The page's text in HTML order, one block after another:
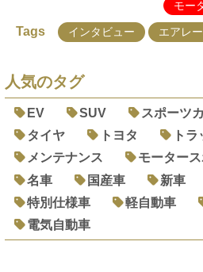
モー
Tags インタビュー エアレ
人気のタグ
EV SUV スポーツ
タイヤ
トヨタ トラ
メンテナンス
モーター
名車
国産車 新車
特別仕様車
軽自動車
電気自動車